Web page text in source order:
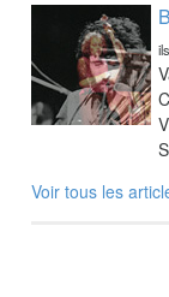
Voir tous les